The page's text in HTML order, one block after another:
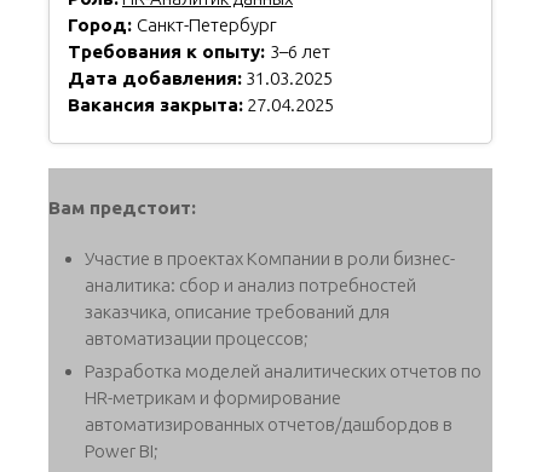
Город: Санкт-Петербург
Требования к опыту: 3–6 лет
Дата добавления: 31.03.2025
Вакансия закрыта: 27.04.2025
Вам предстоит:
Участие в проектах Компании в роли бизнес-
аналитика: сбор и анализ потребностей
заказчика, описание требований для
автоматизации процессов;
Разработка моделей аналитических отчетов по
HR-метрикам и формирование
автоматизированных отчетов/дашбордов в
Power BI;